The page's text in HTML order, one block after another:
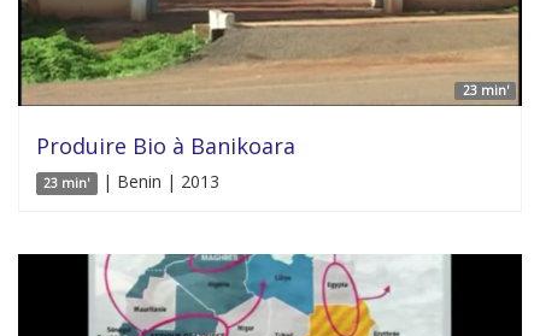
23 min'
Produire Bio à Banikoara
23 min' | Benin | 2013